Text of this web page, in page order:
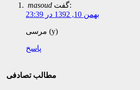
masoud
گفت:
بهمن 10, 1392 در 23:39
مرسی (y)
پاسخ
مطالب تصادفی